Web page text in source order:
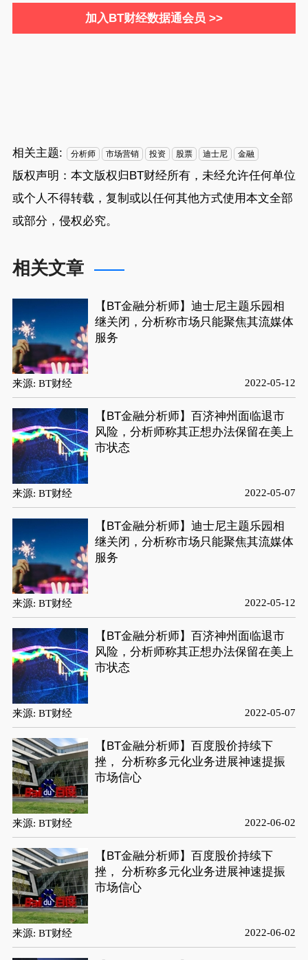
加入BT财经数据通会员 >>
相关主题: 分析师 市场营销 投资 股票 迪士尼 金融
版权声明：本文版权归BT财经所有，未经允许任何单位
或个人不得转载，复制或以任何其他方式使用本文全部
或部分，侵权必究。
相关文章
【BT金融分析师】迪士尼主题乐园相
继关闭，分析称市场只能聚焦其流媒体
服务
来源: BT财经 2022-05-12
【BT金融分析师】百济神州面临退市
风险，分析师称其正想办法保留在美上
市状态
来源: BT财经 2022-05-07
【BT金融分析师】迪士尼主题乐园相
继关闭，分析称市场只能聚焦其流媒体
服务
来源: BT财经 2022-05-12
【BT金融分析师】百济神州面临退市
风险，分析师称其正想办法保留在美上
市状态
来源: BT财经 2022-05-07
【BT金融分析师】百度股价持续下
挫， 分析称多元化业务进展神速提振
市场信心
来源: BT财经 2022-06-02
【BT金融分析师】百度股价持续下
挫， 分析称多元化业务进展神速提振
市场信心
来源: BT财经 2022-06-02